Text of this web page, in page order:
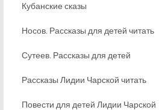
Кубанские сказы
Носов. Рассказы для детей читать
Сутеев. Рассказы для детей
Рассказы Лидии Чарской читать
Повести для детей Лидии Чарской